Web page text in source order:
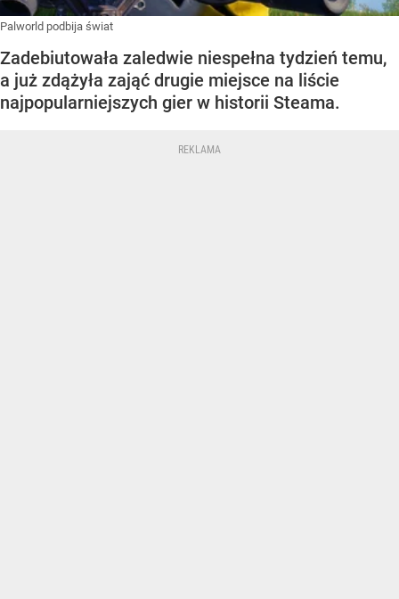
Palworld podbija świat
Zadebiutowała zaledwie niespełna tydzień temu,
a już zdążyła zająć drugie miejsce na liście
najpopularniejszych gier w historii Steama.